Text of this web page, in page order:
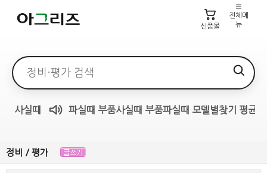
신품몰
전체메
뉴
검색어
사실때
매물무료듣기
파실때 부품사실때 부품파실때 모델별찾기 평균
정비 / 평가